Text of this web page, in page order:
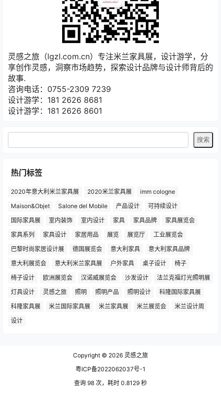
灵感之旅（lgzl.com.cn）专注米兰家具展，设计游学，分
享创作灵感，洞察市场趋势，探索设计品牌与设计师背后的
故事.
咨询电话：0755-2309 7239
设计游学：181 2626 8681
设计游学：181 2626 8601
热门标签
2020年意大利米兰家具展 2020米兰家具展
imm cologne
Maison&Objet
Salone del Mobile 产品设计
可持续设计
国际家具展
室内装饰 室内设计 家具 家具品牌
家具展览会
家具系列
家具设计 家居用品 展览 展览厅
工业展览会
巴黎时尚家居设计展
德国展览会 意大利家具
意大利家具品牌
意大利展览会
意大利米兰家具展 户外家具 桌子设计
椅子
椅子设计
欧洲展览会 汉诺威展览会 沙发设计
法兰克福灯光照明展
灯具设计
灵感之旅 照明 照明产品 照明设计
科隆国际家具展
科隆家具展
米兰国际家具展 米兰家具展 米兰展览会
米兰设计周
设计
Copyright © 2026 灵感之旅
粤ICP备2022062037号-1
查询 98 次，耗时 0.8129 秒